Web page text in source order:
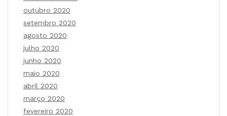
outubro 2020
setembro 2020
agosto 2020
julho 2020
junho 2020
maio 2020
abril 2020
março 2020
fevereiro 2020